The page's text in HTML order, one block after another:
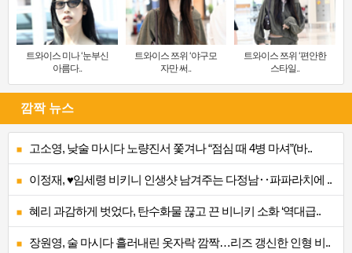
트와이스 미나 ‘눈부신
아름다..
트와이스 쯔위 ‘야구모
자만 써..
트와이스 쯔위 ‘편안한
스타일..
깜짝 뉴스
고소영, 낮술 마시다 노량진서 쫓겨나 “점심 때 4병 마셔”(바..
이정재, ♥임세령 비키니 인생샷 남겨주는 다정남‥파파라치에 ..
혜리 과감하게 벗었다, 탄수화물 끊고 끈 비니키 소화 ‘역대급..
장원영, 술 마시다 흘러내린 옷자락 깜짝…리즈 갱신한 인형 비..